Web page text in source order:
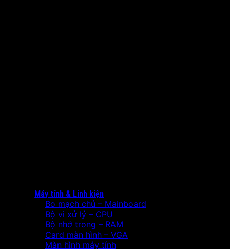
Máy tính & Linh kiện
Bo mạch chủ – Mainboard
Bộ vi xử lý – CPU
Bộ nhớ trong – RAM
Card màn hình – VGA
Màn hình máy tính